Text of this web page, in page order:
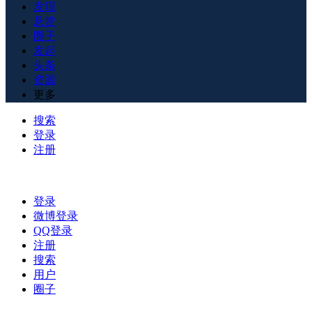
发现
悬赏
圈子
发起
头条
资源
更多
搜索
登录
注册
登录
微博登录
QQ登录
注册
搜索
用户
圈子